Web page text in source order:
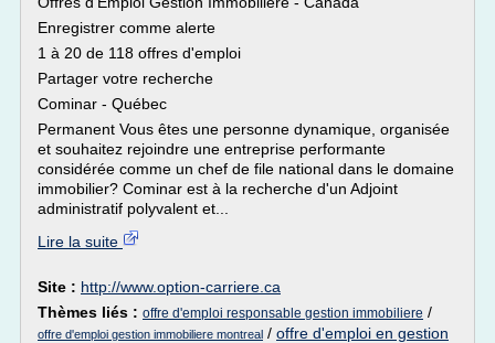
Enregistrer comme alerte
1 à 20 de 118 offres d'emploi
Partager votre recherche
Cominar - Québec
Permanent Vous êtes une personne dynamique, organisée
et souhaitez rejoindre une entreprise performante
considérée comme un chef de file national dans le domaine
immobilier? Cominar est à la recherche d'un Adjoint
administratif polyvalent et...
Lire la suite
Site : http://www.option-carriere.ca
Thèmes liés : offre d'emploi responsable gestion immobiliere /
offre d'emploi gestion immobiliere montreal / offre d'emploi en gestion